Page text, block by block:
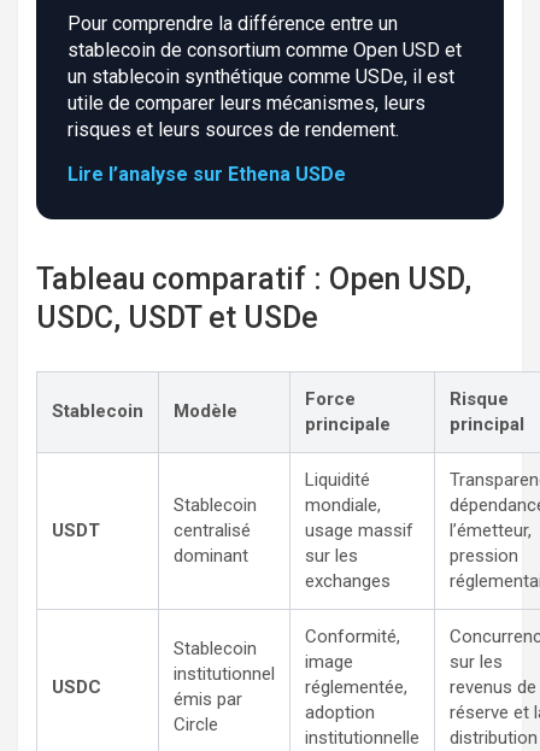
Pour comprendre la différence entre un
stablecoin de consortium comme Open USD et
un stablecoin synthétique comme USDe, il est
utile de comparer leurs mécanismes, leurs
risques et leurs sources de rendement.
Lire l’analyse sur Ethena USDe
Tableau comparatif : Open USD,
USDC, USDT et USDe
Stablecoin Modèle
Force
principale
Risque
principal
USDT
Stablecoin
centralisé
dominant
Liquidité
mondiale,
usage massif
sur les
exchanges
l’émetteur,
pression
USDC
Stablecoin
institutionnel
émis par
Circle
Conformité,
image
réglementée,
adoption
institutionnelle
sur les
revenus de
réserve et
distribution